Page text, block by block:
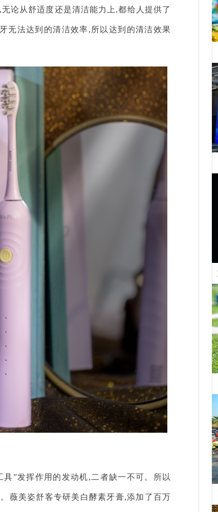
论从舒适度还是清洁能力上,都给人提供了
无法达到的清洁效率,所以达到的清洁效果
”发挥作用的发动机,二者缺一不可。所以
薇美姿舒客专研美白酵素牙膏,添加了百万